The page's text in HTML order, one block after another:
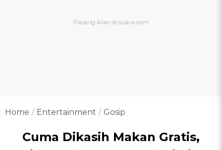
Home Entertainment Gosip
Cuma Dikasih Makan Gratis,